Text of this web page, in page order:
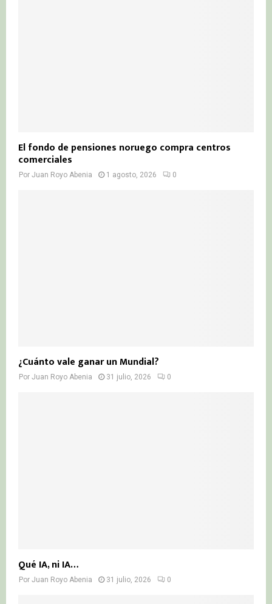
El fondo de pensiones noruego compra centros
comerciales
Por Juan Royo Abenia 1 agosto, 2026 0
¿Cuánto vale ganar un Mundial?
Por Juan Royo Abenia 31 julio, 2026 0
Qué IA, ni IA…
Por Juan Royo Abenia 31 julio, 2026 0